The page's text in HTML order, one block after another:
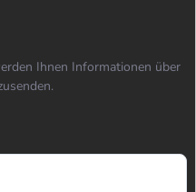
Ihnen Informationen über